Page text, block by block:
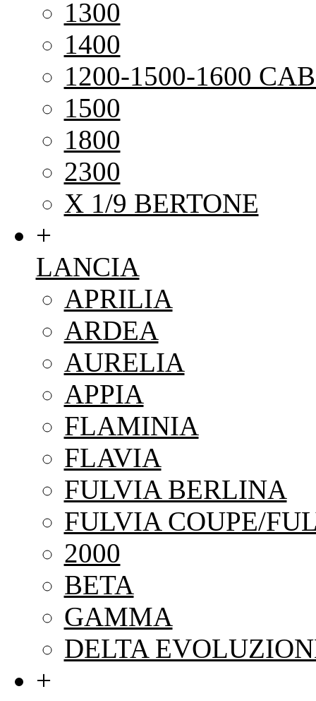
1300
1400
1200-1500-1600
1500
1800
2300
X 1/9 BERTONE
+
LANCIA
APRILIA
ARDEA
AURELIA
APPIA
FLAMINIA
FLAVIA
FULVIA BERLINA
FULVIA COUPE/
2000
BETA
GAMMA
DELTA
+